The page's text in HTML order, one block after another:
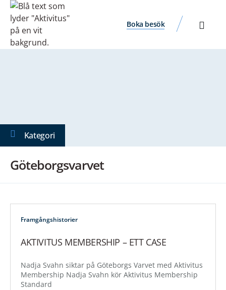
Boka besök
Kategori
Göteborgsvarvet
Framgångshistorier
AKTIVITUS MEMBERSHIP – ETT CASE
Nadja Svahn siktar på Göteborgs Varvet med Aktivitus
Membership Nadja Svahn kör Aktivitus Membership
Standard